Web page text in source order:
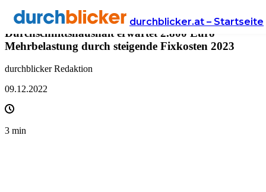
durchblicker.at – Startseite
Presse
Durchschnittshaushalt erwartet 2.800 Euro
Mehrbelastung durch steigende Fixkosten 2023
durchblicker Redaktion
09.12.2022
3 min